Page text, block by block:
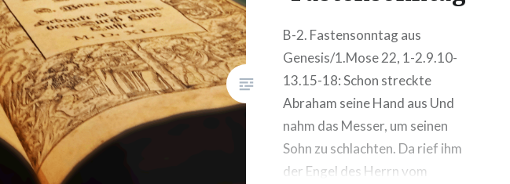
B-2. Fastensonntag aus
Genesis/1.Mose 22, 1-2.9.10-
13.15-18: Schon streckte
Abraham seine Hand aus Und
nahm das Messer, um seinen
Sohn zu schlachten. Da rief ihm
der Engel des Herrn vom